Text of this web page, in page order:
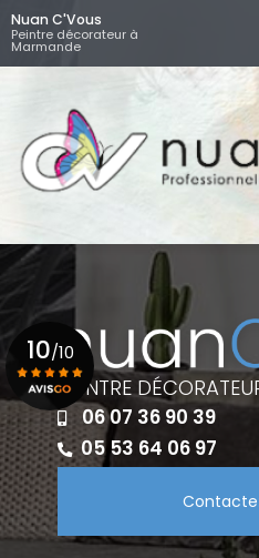
Aller
au
contenu
principal
Nuan C'Vous
Peintre décorateur à
Marmande
PEINTRE
06 07 36 90 39
05 53 64 06 97
10/10
Voir le certificat